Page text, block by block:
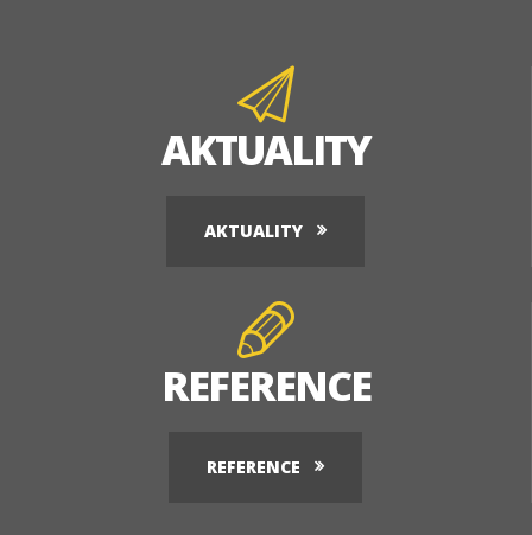
AKTUALITY
AKTUALITY
REFERENCE
REFERENCE